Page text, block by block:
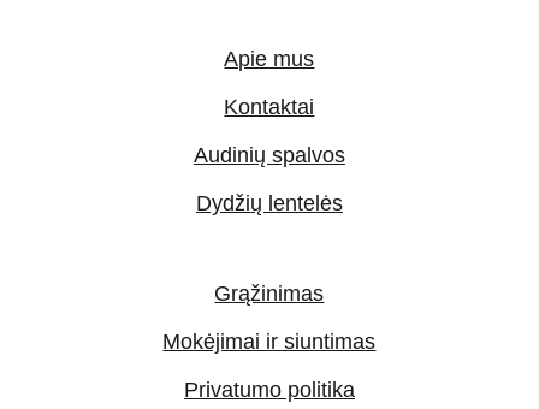
Mokėjimai ir siuntimas
Apie mus
Grąžinimas
Privatumo politika
Kontaktai
Audinių spalvos
Dydžių lentelės